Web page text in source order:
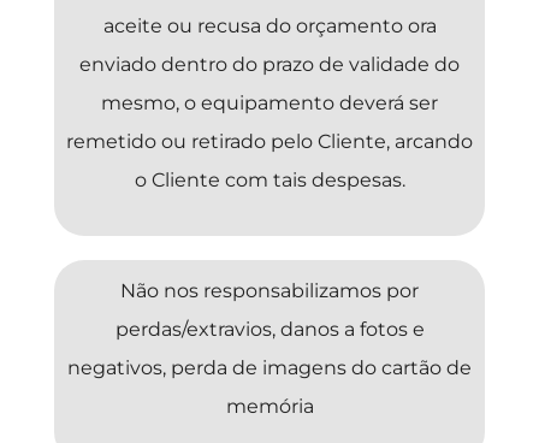
aceite ou recusa do orçamento ora
enviado dentro do prazo de validade do
mesmo, o equipamento deverá ser
remetido ou retirado pelo Cliente, arcando
o Cliente com tais despesas.
Não nos responsabilizamos por
perdas/extravios, danos a fotos e
negativos, perda de imagens do cartão de
memória